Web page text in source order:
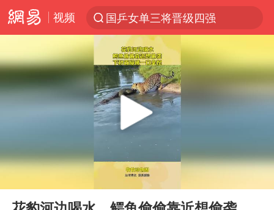
视频
国乒女单三将晋级四强
光影经济撬动暑期消费新蓝海
马克·艾伦退出斯诺克中国公开赛
微信又有新功能，你可以“撤回”你的撤回了！
情侣平潭拍日出坠崖1死1伤
白海豚将正面袭击贯穿浙江
Play